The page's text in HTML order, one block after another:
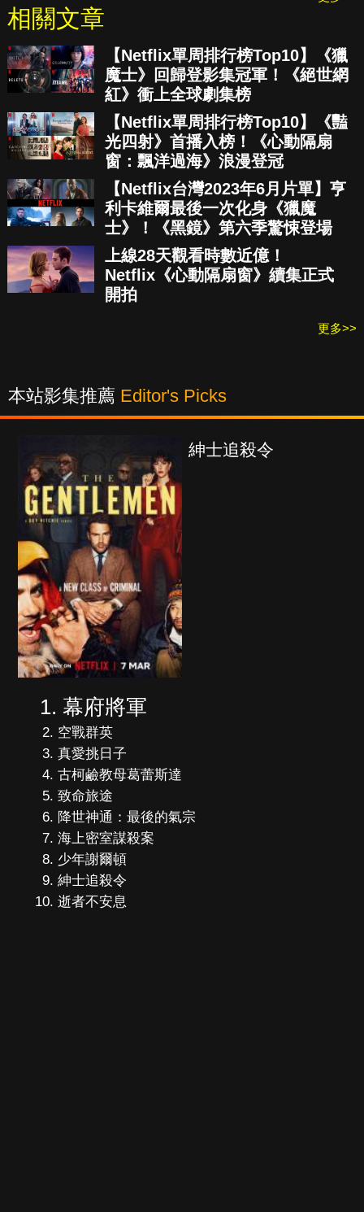
相關文章
【Netflix單周排行榜Top10】《獵
魔士》回歸登影集冠軍！《絕世網
紅》衝上全球劇集榜
【Netflix單周排行榜Top10】《豔
光四射》首播入榜！《心動隔扇
窗：飄洋過海》浪漫登冠
【Netflix台灣2023年6月片單】亨
利卡維爾最後一次化身《獵魔
士》！《黑鏡》第六季驚悚登場
上線28天觀看時數近億！
Netflix《心動隔扇窗》續集正式
開拍
更多>>
本站影集推薦 Editor's Picks
紳士追殺令
幕府將軍
空戰群英
真愛挑日子
古柯鹼教母葛蕾斯達
致命旅途
降世神通：最後的氣宗
海上密室謀殺案
少年謝爾頓
紳士追殺令
逝者不安息